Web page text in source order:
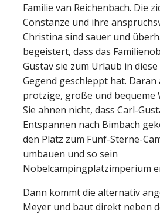
Familie van Reichenbach. Die
Constanze und ihre
Christina sind sauer und
begeistert, dass das
Gustav sie zum Urlaub in
Gegend geschleppt hat. Daran
protzige, große und bequeme
Sie ahnen nicht, dass Carl-
Entspannen nach Bimbach
den Platz zum Fünf-Sterne-
umbauen und so sein
Nobelcampingplatzimperium
Dann kommt die alternativ
Meyer und baut direkt neben